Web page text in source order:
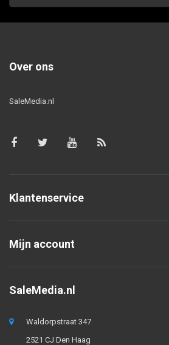
Over ons
SaleMedia.nl
Klantenservice
Mijn account
SaleMedia.nl
Waldorpstraat 347
2521 CJ Den Haag